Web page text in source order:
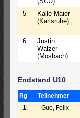
5
Kalle Maier
(Karlsruhe)
6
Justin
Walzer
(Mosbach)
Endstand U10
Rg Teilnehmer
1.
Guo, Felix